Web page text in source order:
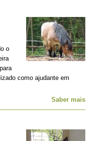
o
como ajudante em
Saber mais